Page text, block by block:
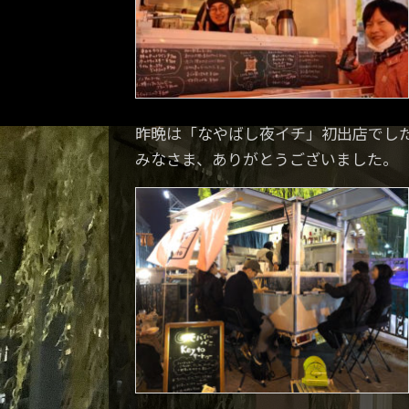
昨晩は「なやばし夜イチ」初出店でし
みなさま、ありがとうございました。